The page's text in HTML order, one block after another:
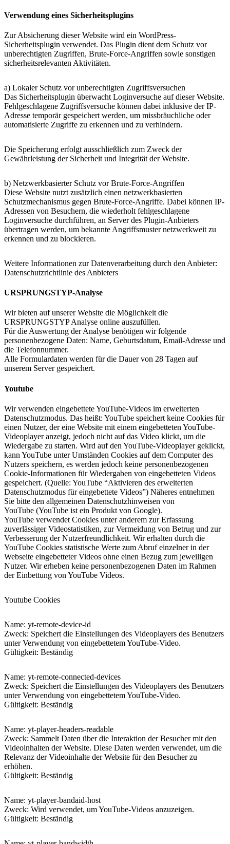
Verwendung eines Sicherheitsplugins
Zur Absicherung dieser Website wird ein WordPress-
Sicherheitsplugin verwendet. Das Plugin dient dem Schutz vor
unberechtigten Zugriffen, Brute-Force-Angriffen sowie sonstigen
sicherheitsrelevanten Aktivitäten.
a) Lokaler Schutz vor unberechtigten Zugriffsversuchen
Das Sicherheitsplugin überwacht Loginversuche auf dieser Website.
Fehlgeschlagene Zugriffsversuche können dabei inklusive der IP-
Adresse temporär gespeichert werden, um missbräuchliche oder
automatisierte Zugriffe zu erkennen und zu verhindern.
Die Speicherung erfolgt ausschließlich zum Zweck der
Gewährleistung der Sicherheit und Integrität der Website.
b) Netzwerkbasierter Schutz vor Brute-Force-Angriffen
Diese Website nutzt zusätzlich einen netzwerkbasierten
Schutzmechanismus gegen Brute-Force-Angriffe. Dabei können IP-
Adressen von Besuchern, die wiederholt fehlgeschlagene
Loginversuche durchführen, an Server des Plugin-Anbieters
übertragen werden, um bekannte Angriffsmuster netzwerkweit zu
erkennen und zu blockieren.
Weitere Informationen zur Datenverarbeitung durch den Anbieter:
Datenschutzrichtlinie des Anbieters
URSPRUNGSTYP-Analyse
Wir bieten auf unserer Website die Möglichkeit die
URSPRUNGSTYP Analyse online auszufüllen.
Für die Auswertung der Analyse benötigen wir folgende
personenbezogene Daten: Name, Geburtsdatum, Email-Adresse und
die Telefonnummer.
Alle Formulardaten werden für die Dauer von 28 Tagen auf
unserem Server gespeichert.
Youtube
Wir verwenden eingebettete YouTube-Videos im erweiterten
Datenschutzmodus. Das heißt: YouTube speichert keine Cookies für
einen Nutzer, der eine Website mit einem eingebetteten YouTube-
Videoplayer anzeigt, jedoch nicht auf das Video klickt, um die
Wiedergabe zu starten. Wird auf den YouTube-Videoplayer geklickt,
kann YouTube unter Umständen Cookies auf dem Computer des
Nutzers speichern, es werden jedoch keine personenbezogenen
Cookie-Informationen für Wiedergaben von eingebetteten Videos
gespeichert. (Quelle: YouTube “Aktivieren des erweiterten
Datenschutzmodus für eingebettete Videos”) Näheres entnehmen
Sie bitte den allgemeinen Datenschutzhinweisen von
YouTube (YouTube ist ein Produkt von Google).
YouTube verwendet Cookies unter anderem zur Erfassung
zuverlässiger Videostatistiken, zur Vermeidung von Betrug und zur
Verbesserung der Nutzerfreundlichkeit. Wir erhalten durch die
YouTube Cookies statistische Werte zum Abruf einzelner in der
Webseite eingebetteter Videos ohne einen Bezug zum jeweiligen
Nutzer. Wir erheben keine personenbezogenen Daten im Rahmen
der Einbettung von YouTube Videos.
Youtube Cookies
Name: yt-remote-device-id
Zweck: Speichert die Einstellungen des Videoplayers des Benutzers
unter Verwendung von eingebettetem YouTube-Video.
Gültigkeit: Beständig
Name: yt-remote-connected-devices
Zweck: Speichert die Einstellungen des Videoplayers des Benutzers
unter Verwendung von eingebettetem YouTube-Video.
Gültigkeit: Beständig
Name: yt-player-headers-readable
Zweck: Sammelt Daten über die Interaktion der Besucher mit den
Videoinhalten der Website. Diese Daten werden verwendet, um die
Relevanz der Videoinhalte der Website für den Besucher zu
erhöhen.
Gültigkeit: Beständig
Name: yt-player-bandaid-host
Zweck: Wird verwendet, um YouTube-Videos anzuzeigen.
Gültigkeit: Beständig